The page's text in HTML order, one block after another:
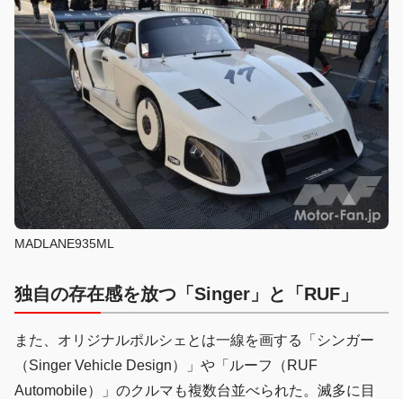
MADLANE935ML
独自の存在感を放つ「Singer」と「RUF」
また、オリジナルポルシェとは一線を画する「シンガー
（Singer Vehicle Design）」や「ルーフ（RUF
Automobile）」のクルマも複数台並べられた。滅多に目